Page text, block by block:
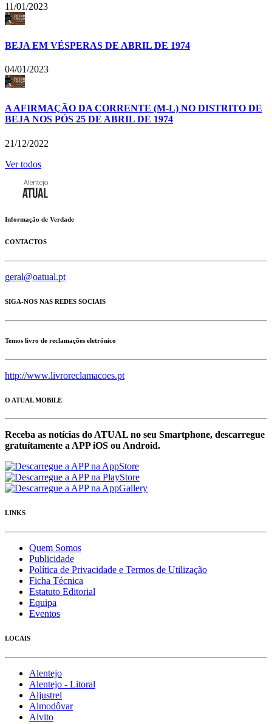
11/01/2023
BEJA EM VÉSPERAS DE ABRIL DE 1974
04/01/2023
A AFIRMAÇÃO DA CORRENTE (M-L) NO DISTRITO DE
BEJA NOS PÓS 25 DE ABRIL DE 1974
21/12/2022
Ver todos
Informação de Verdade
CONTACTOS
geral@oatual.pt
SIGA-NOS NAS REDES SOCIAIS
Temos livro de reclamações eletrónico
http://www.livroreclamacoes.pt
O ATUAL MOBILE
Receba as notícias do ATUAL no seu Smartphone, descarregue
gratuítamente a APP iOS ou Android.
LINKS
Quem Somos
Publicidade
Política de Privacidade e Termos de Utilização
Ficha Técnica
Estatuto Editorial
Equipa
Eventos
LOCAIS
Alentejo
Alentejo - Litoral
Aljustrel
Almodôvar
Alvito